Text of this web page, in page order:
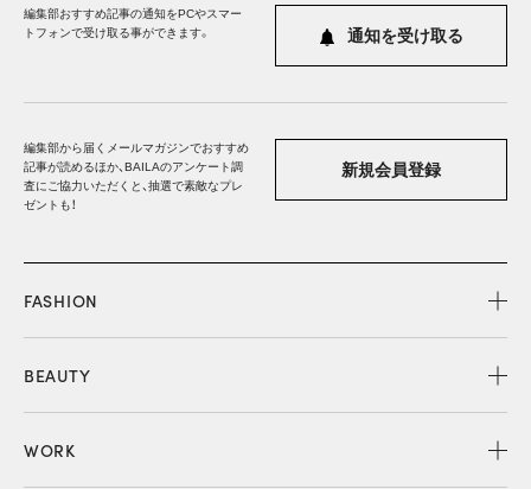
編集部おすすめ記事の通知をPCやスマー
トフォンで受け取る事ができます。
通知を受け取る
編集部から届くメールマガジンでおすすめ
記事が読めるほか、BAILAのアンケート調
査にご協力いただくと、抽選で素敵なプレ
ゼントも！
新規会員登録
FASHION
BEAUTY
WORK